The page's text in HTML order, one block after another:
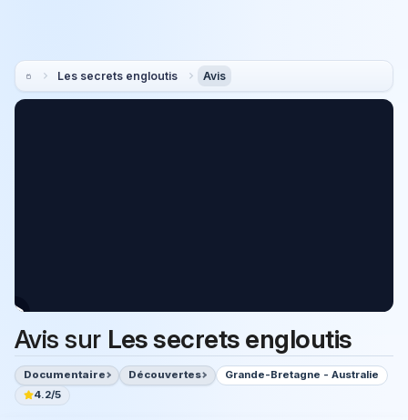
Les secrets engloutis Avis
Avis sur Les secrets engloutis
Documentaire Découvertes
Grande-Bretagne - Australie
4.2/5